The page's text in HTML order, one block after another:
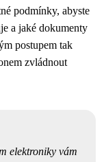
podmínky, abyste
a jaké dokumenty
postupem tak
zvládnout
elektroniky vám